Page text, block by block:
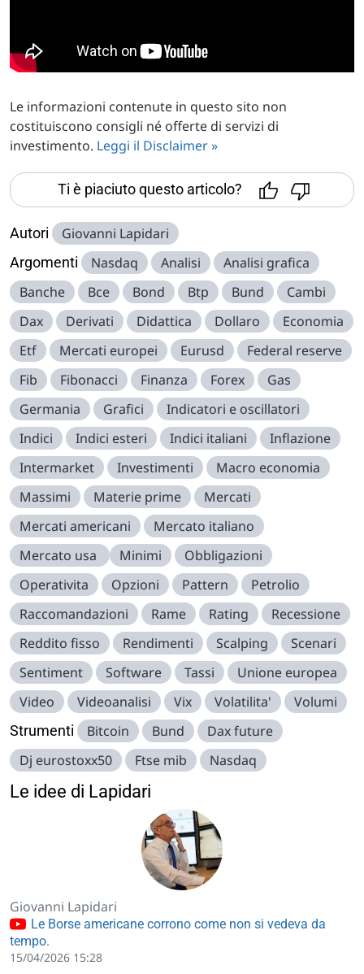
Le informazioni contenute in questo sito non
costituiscono consigli né offerte di servizi di
investimento. Leggi il Disclaimer »
Ti è piaciuto questo articolo?
Autori Giovanni Lapidari
Argomenti Nasdaq Analisi
Analisi grafica
Banche
Bce Bond Btp Bund
Cambi
Dax
Derivati Didattica Dollaro
Economia
Etf
Mercati europei Eurusd
Federal reserve
Fib
Fibonacci Finanza Forex
Gas
Germania
Grafici
Indicatori e oscillatori
Indici
Indici esteri Indici italiani
Inflazione
Intermarket
Investimenti
Macro economia
Massimi
Materie prime
Mercati
Mercati americani
Mercato italiano
Mercato usa
Minimi
Obbligazioni
Operativita
Opzioni Pattern
Petrolio
Raccomandazioni
Rame Rating
Recessione
Reddito fisso
Rendimenti Scalping
Scenari
Sentiment
Software Tassi
Unione europea
Video
Videoanalisi Vix Volatilita' Volumi
Strumenti Bitcoin Bund
Dax future
Dj eurostoxx50
Ftse mib Nasdaq
Le idee di Lapidari
Giovanni Lapidari
Le Borse americane corrono come non si vedeva da
tempo.
15/04/2026 15:28